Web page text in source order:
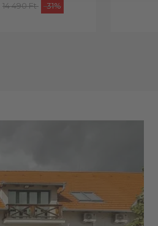
14 490 Ft -31%